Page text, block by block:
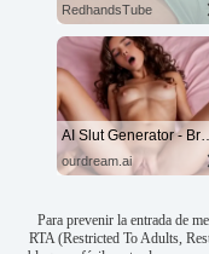
RedhandsTube
AI Slut Generator -
ourdream.ai
Para prevenir la entrada de
RTA (Restricted To Adults,